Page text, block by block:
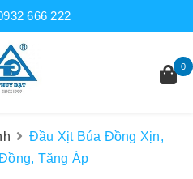
666 222
0
Đầu Xịt Búa Đồng Xịn,
Tăng Áp